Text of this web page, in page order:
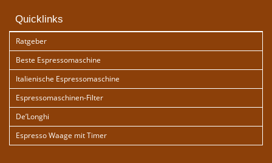
Quicklinks
Ratgeber
Beste Espressomaschine
Italienische Espressomaschine
Espressomaschinen-Filter
De’Longhi
Espresso Waage mit Timer